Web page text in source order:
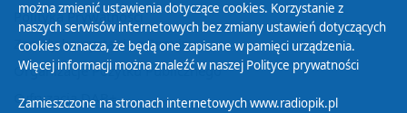
Polityka Prywatności
Zasady korzystania z Serwisu
Organizacje Pożytku Publicznego
Cyfryzacja DAB+
można zmienić ustawienia dotyczące cookies. Korzystanie z
naszych serwisów internetowych bez zmiany ustawień dotyczących
cookies oznacza, że będą one zapisane w pamięci urządzenia.
Więcej informacji można znaleźć w naszej Polityce prywatności
Zamieszczone na stronach internetowych www.radiopik.pl